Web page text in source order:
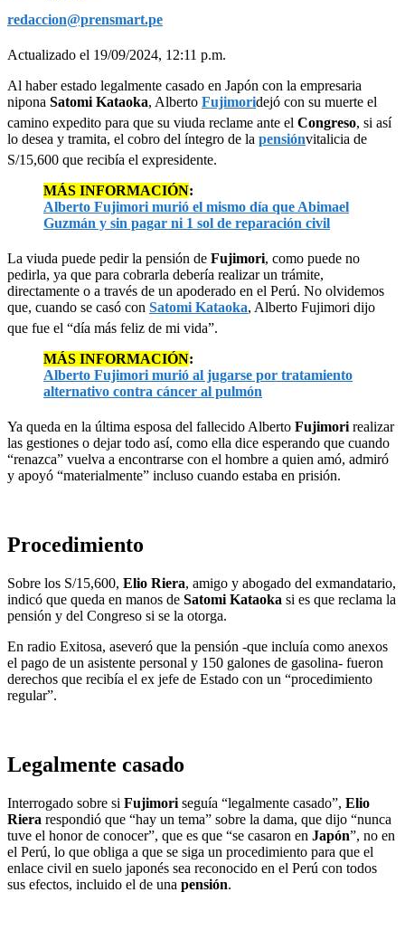
redaccion@prensmart.pe
Actualizado el 19/09/2024, 12:11 p.m.
Al haber estado legalmente casado en Japón con la empresaria
nipona Satomi Kataoka, Alberto Fujimoridejó con su muerte el
camino expedito para que su viuda reclame ante el Congreso, si así
lo desea y tramita, el cobro del íntegro de la pensiónvitalicia de
S/15,600 que recibía el expresidente.
MÁS INFORMACIÓN:
Alberto Fujimori murió el mismo día que Abimael
Guzmán y sin pagar ni 1 sol de reparación civil
La viuda puede pedir la pensión de Fujimori, como puede no
pedirla, ya que para cobrarla debería realizar un trámite,
directamente o a través de un apoderado en el Perú. No olvidemos
que, cuando se casó con Satomi Kataoka, Alberto Fujimori dijo
que fue el “día más feliz de mi vida”.
MÁS INFORMACIÓN:
Alberto Fujimori murió al jugarse por tratamiento
alternativo contra cáncer al pulmón
Ya queda en la última esposa del fallecido Alberto Fujimori realizar
las gestiones o dejar todo así, como ella dice esperando que cuando
“renazca” vuelva a encontrarse con el hombre a quien amó, admiró
y apoyó “materialmente” incluso cuando estaba en prisión.
Procedimiento
Sobre los S/15,600, Elio Riera, amigo y abogado del exmandatario,
indicó que queda en manos de Satomi Kataoka si es que reclama la
pensión y del Congreso si se la otorga.
En radio Exitosa, aseveró que la pensión -que incluía como anexos
el pago de un asistente personal y 150 galones de gasolina- fueron
derechos que recibía el ex jefe de Estado con un “procedimiento
regular”.
Legalmente casado
Interrogado sobre si Fujimori seguía “legalmente casado”, Elio
Riera respondió que “hay un tema” sobre la dama, que dijo “nunca
tuve el honor de conocer”, que es que “se casaron en Japón”, no en
el Perú, lo que obliga a que se siga un procedimiento para que el
enlace civil en suelo japonés sea reconocido en el Perú con todos
sus efectos, incluido el de una pensión.